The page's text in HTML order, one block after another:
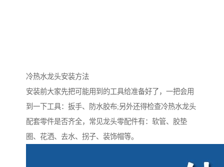
冷热水龙头安装方法
安装前大家先把可能用到的工具给准备好了，一把会用
到一下工具：扳手、防水胶布;另外还得检查冷热水龙头
配套零件是否齐全，常见龙头零配件有：软管、胶垫
圈、花洒、去水、拐子、装饰帽等。